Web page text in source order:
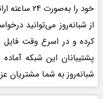
خود را
از شبانه‌روز می‌توانید
کرده و در اسرع وقت فایل
پشتیبانان این شبکه
شبانه‌روز به شما مشتریان